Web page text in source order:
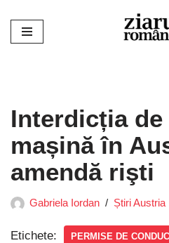
Sari
Interdicția
mașină în
amendă rişti
Gabriela Iordan Știri Austria
Etichete: PERMISE DE